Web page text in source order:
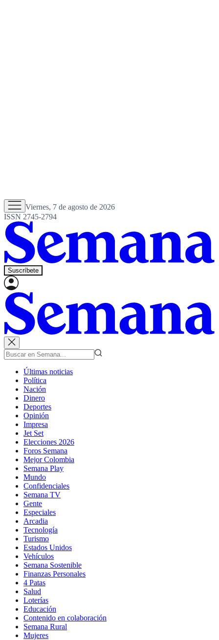
Viernes, 7 de agosto de 2026
ISSN 2745-2794
Suscríbete
Últimas noticias
Política
Nación
Dinero
Deportes
Opinión
Impresa
Jet Set
Elecciones 2026
Foros Semana
Mejor Colombia
Semana Play
Mundo
Confidenciales
Semana TV
Gente
Especiales
Arcadia
Tecnología
Turismo
Estados Unidos
Vehículos
Semana Sostenible
Finanzas Personales
4 Patas
Salud
Loterías
Educación
Contenido en colaboración
Semana Rural
Mujeres